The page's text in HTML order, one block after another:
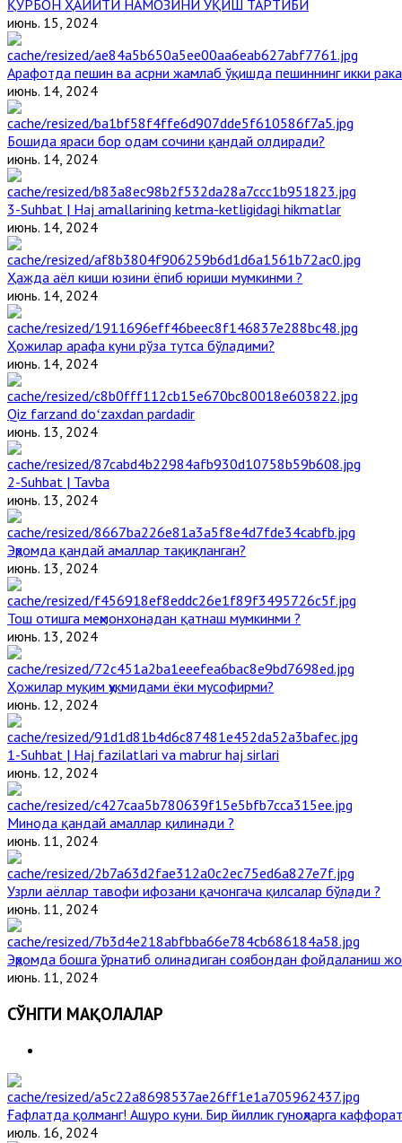
ҚУРБОН ҲАЙИТИ НАМОЗИНИ ЎҚИШ ТАРТИБИ
июнь. 15, 2024
Арафотда пешин ва асрни жамлаб ўқишда пешиннинг икки
июнь. 14, 2024
Бошида яраси бор одам сочини қандай олдиради?
июнь. 14, 2024
3-Suhbat | Haj amallarining ketma-ketligidagi hikmatlar
июнь. 14, 2024
Ҳажда аёл киши юзини ёпиб юриши мумкинми ?
июнь. 14, 2024
Ҳожилар арафа куни рўза тутса бўладими?
июнь. 14, 2024
Qiz farzand doʻzaxdan pardadir
июнь. 13, 2024
2-Suhbat | Tavba
июнь. 13, 2024
Эҳромда қандай амаллар тақиқланган?
июнь. 13, 2024
Тош отишга меҳмонхонадан қатнаш мумкинми ?
июнь. 13, 2024
Ҳожилар муқим ҳукмидами ёки мусофирми?
июнь. 12, 2024
1-Suhbat | Haj fazilatlari va mabrur haj sirlari
июнь. 12, 2024
Минода қандай амаллар қилинади ?
июнь. 11, 2024
Узрли аёллар тавофи ифозани қачонгача қилсалар бўлади ?
июнь. 11, 2024
Эҳромда бошга ўрнатиб олинадиган соябондан фойдаланиш
июнь. 11, 2024
СЎНГГИ МАҚОЛАЛАР
Ғафлатда қолманг! Ашуро куни. Бир йиллик гуноҳларга
июль. 16, 2024